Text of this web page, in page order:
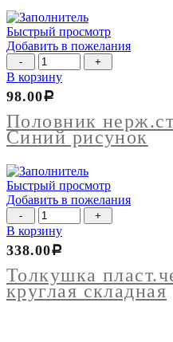
А2,
ширина
лезвия
150мм
вес
1,4кг(шт)
Быстрый просмотр
Добавить в пожелания
Количество
товара
Половник
нерж.сталь
22см
Хохлома
Синий
В корзину
Половник
Синий рисунок
98.00Р
Быстрый просмотр
Добавить в пожелания
Количество
товара
Толкушка
пласт.черная
ручка,
круглая
складная
В корзину
Толкушка
круглая складная
338.00Р